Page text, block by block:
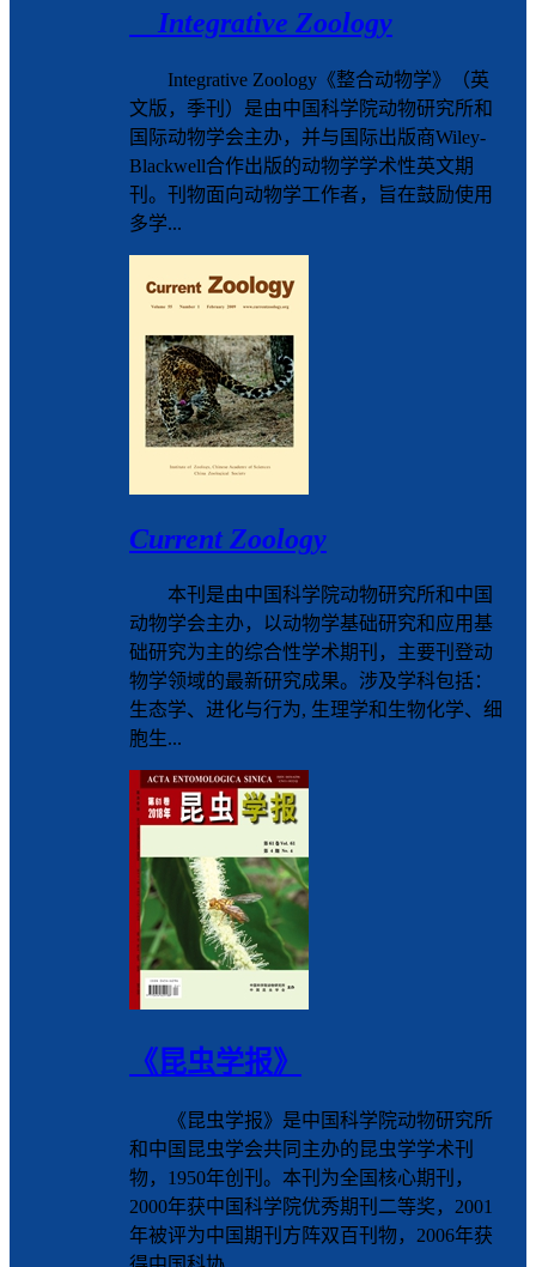
Integrative Zoology
Integrative Zoology《整合动物学》（英
文版，季刊）是由中国科学院动物研究所和
国际动物学会主办，并与国际出版商Wiley-
Blackwell合作出版的动物学学术性英文期
刊。刊物面向动物学工作者，旨在鼓励使用
多学...
Current Zoology
本刊是由中国科学院动物研究所和中国
动物学会主办，以动物学基础研究和应用基
础研究为主的综合性学术期刊，主要刊登动
物学领域的最新研究成果。涉及学科包括：
生态学、进化与行为, 生理学和生物化学、细
胞生...
《昆虫学报》
《昆虫学报》是中国科学院动物研究所
和中国昆虫学会共同主办的昆虫学学术刊
物，1950年创刊。本刊为全国核心期刊，
2000年获中国科学院优秀期刊二等奖，2001
年被评为中国期刊方阵双百刊物，2006年获